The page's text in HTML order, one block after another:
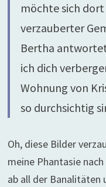
möchte sich
verzauberter
Bertha
ich dich
Wohnung von
so durchsichtig
Oh, diese Bilder
meine Phantasie
ab all der Banalitäten